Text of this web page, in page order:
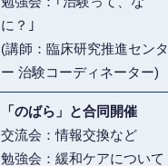
に？｣
(講師：臨床研究推進センタ
ー 治験コーディネーター)
「のばら」と合同開催
交流会：情報交換など
勉強会：緩和ケアについて